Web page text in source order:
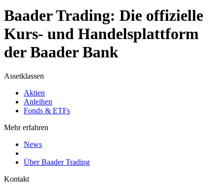
Baader Trading: Die offizielle
Kurs- und Handelsplattform
der Baader Bank
Assetklassen
Aktien
Anleihen
Fonds & ETFs
Mehr erfahren
News
Über Baader Trading
Kontakt